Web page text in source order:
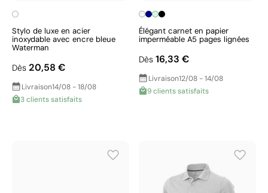
Stylo de luxe en acier
inoxydable avec encre bleue
Waterman
Dès 20,58 €
Livraison14/08 - 18/08
3 clients satisfaits
Élégant carnet en papier
imperméable A5 pages lignées
Dès 16,33 €
Livraison12/08 - 14/08
9 clients satisfaits